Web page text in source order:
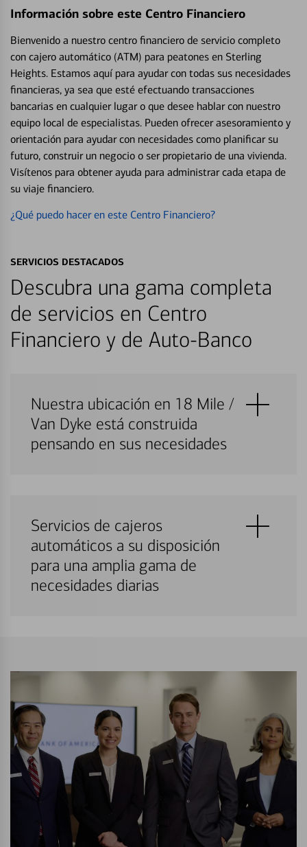
Información sobre este Centro Financiero
Bienvenido a nuestro centro financiero de servicio completo
con cajero automático (ATM) para peatones en Sterling
Heights. Estamos aquí para ayudar con todas sus necesidades
financieras, ya sea que esté efectuando transacciones
bancarias en cualquier lugar o que desee hablar con nuestro
equipo local de especialistas. Pueden ofrecer asesoramiento y
orientación para ayudar con necesidades como planificar su
futuro, construir un negocio o ser propietario de una vivienda.
Visítenos para obtener ayuda para administrar cada etapa de
su viaje financiero.
¿Qué puedo hacer en este Centro Financiero?
SERVICIOS DESTACADOS
Descubra una gama completa
de servicios en Centro
Financiero y de Auto-Banco
Nuestra ubicación en 18 Mile /
Van Dyke está construida
pensando en sus necesidades
Servicios de cajeros
automáticos a su disposición
para una amplia gama de
necesidades diarias